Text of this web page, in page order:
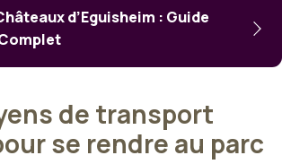
d’Eguisheim : Guide
de transport
se rendre au parc